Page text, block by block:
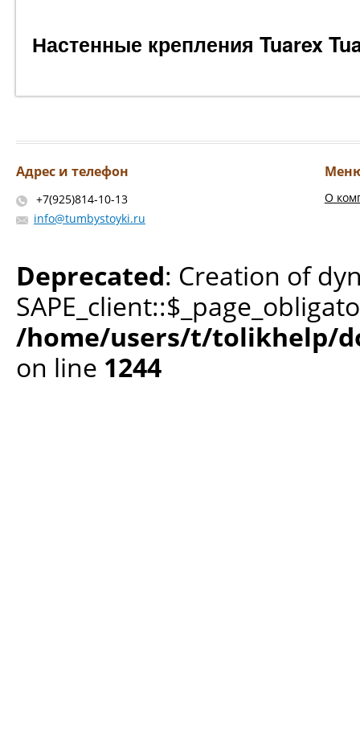
Настенные крепления Tuarex
Адрес и телефон
+7(925)814-10-13
info@tumbystoyki.ru
О
Deprecated: Creation of
/home/users/t/tolikhelp/
on line 1244